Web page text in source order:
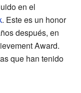
en el
. Este es un honor
después, en
Award.
que han tenido